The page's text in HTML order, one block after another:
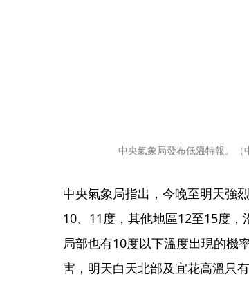
中央氣象局發布低溫特報。（
中央氣象局指出，今晚至明天強
10、11度，其他地區12至15度，
局部也有10度以下溫度出現的機
害，明天白天北部及宜花高溫只